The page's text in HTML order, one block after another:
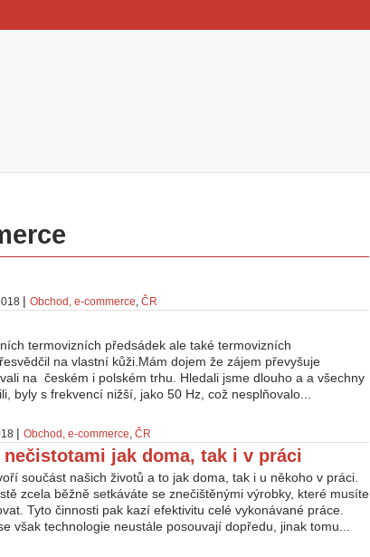
| Obchod, e-commerce, ČR
termovizních předsádek ale také termovizních
na vlastní kůži.Mám dojem že zájem převyšuje
na českém i polském trhu. Hledali jsme dlouho a a všechny
byly s frekvencí nižší, jako 50 Hz, což nesplňovalo...
| Obchod, e-commerce, ČR
jak doma, tak i v práci
součást našich životů a to jak doma, tak i u někoho v práci.
zcela běžně setkáváte se znečištěnými výrobky, které musíte
Tyto činnosti pak kazí efektivitu celé vykonávané práce.
však technologie neustále posouvají dopředu, jinak tomu...